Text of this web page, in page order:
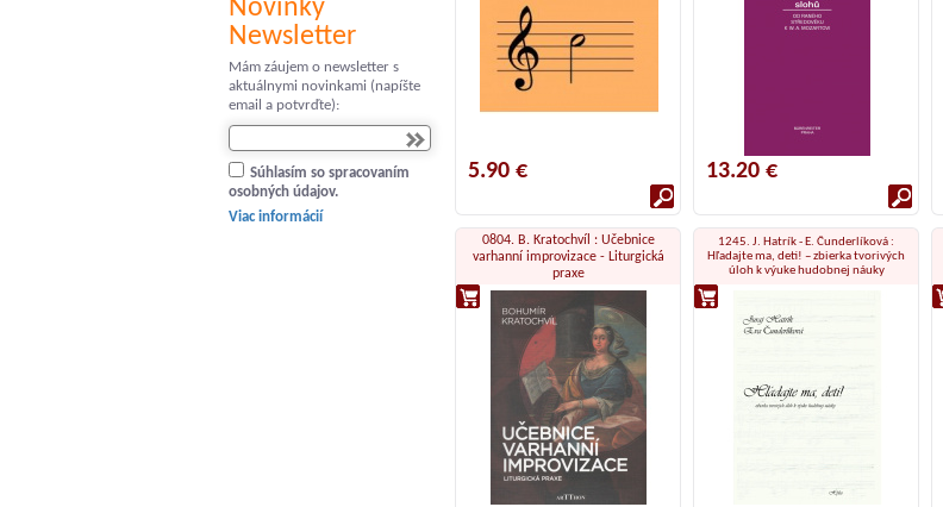
Novinky
Newsletter
Mám záujem o newsletter s
aktuálnymi novinkami (napíšte
email a potvrďte):
Súhlasím so spracovaním
osobných údajov.
Viac informácií
5.90 € 13.20 €
0804. B. Kratochvíl : Učebnice
varhanní improvizace - Liturgická
praxe
1245. J. Hatrík - E. Čunderlíková :
Hľadajte ma, deti! – zbierka tvorivých
úloh k výuke hudobnej náuky